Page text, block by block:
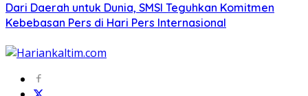
Dari Daerah untuk Dunia, SMSI Teguhkan Komitmen
Kebebasan Pers di Hari Pers Internasional